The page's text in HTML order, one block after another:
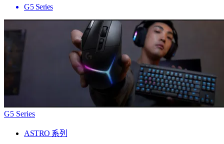
G5 Series
G5 Series
ASTRO 系列